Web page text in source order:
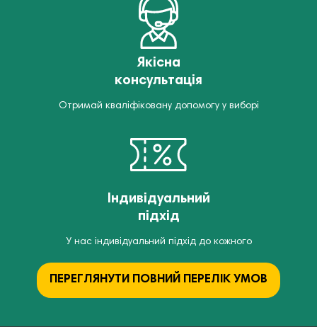
Якісна
консультація
Отримай кваліфіковану допомогу у виборі
Індивідуальний
підхід
У нас індивідуальний підхід до кожного
ПЕРЕГЛЯНУТИ ПОВНИЙ ПЕРЕЛІК УМОВ